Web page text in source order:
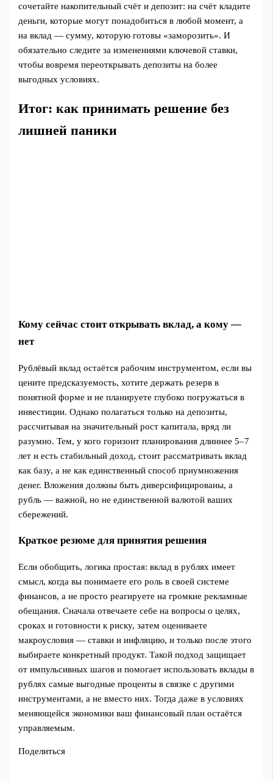
сочетайте накопительный счёт и депозит: на счёт кладите
деньги, которые могут понадобиться в любой момент, а
на вклад — сумму, которую готовы «заморозить». И
обязательно следите за изменениями ключевой ставки,
чтобы вовремя переоткрывать депозиты на более
выгодных условиях.
Итог: как принимать решение без
лишней паники
Кому сейчас стоит открывать вклад, а кому —
нет
Рублёвый вклад остаётся рабочим инструментом, если вы
цените предсказуемость, хотите держать резерв в
понятной форме и не планируете глубоко погружаться в
инвестиции. Однако полагаться только на депозиты,
рассчитывая на значительный рост капитала, вряд ли
разумно. Тем, у кого горизонт планирования длиннее 5–7
лет и есть стабильный доход, стоит рассматривать вклад
как базу, а не как единственный способ приумножения
денег. Вложения должны быть диверсифицированы, а
рубль — важной, но не единственной валютой ваших
сбережений.
Краткое резюме для принятия решения
Если обобщить, логика простая: вклад в рублях имеет
смысл, когда вы понимаете его роль в своей системе
финансов, а не просто реагируете на громкие рекламные
обещания. Сначала отвечаете себе на вопросы о целях,
сроках и готовности к риску, затем оцениваете
макроусловия — ставки и инфляцию, и только после этого
выбираете конкретный продукт. Такой подход защищает
от импульсивных шагов и помогает использовать вклады в
рублях самые выгодные проценты в связке с другими
инструментами, а не вместо них. Тогда даже в условиях
меняющейся экономики ваш финансовый план остаётся
управляемым.
Поделиться